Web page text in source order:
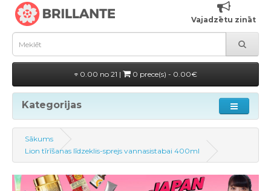
Vajadzētu zināt
0.00 no 21 | 0 prece(s) - 0.00€
Kategorijas
Sākums
Lion tīrīšanas līdzeklis-sprejs vannasistabai 400ml